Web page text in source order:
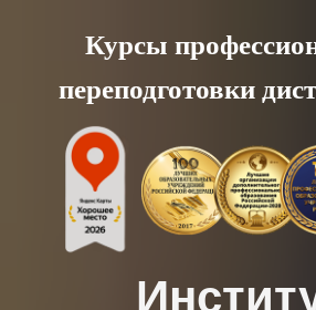
content
Курсы
переподготовки